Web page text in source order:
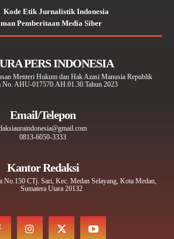
Kode Etik Jurnalistik Indonesia
Pemberitaan Media Siber
PERS INDONESIA
Menteri Hukum dan Hak Azasi Manusia Republik
No. AHU-017570.AH.01.30.Tahun 2023
Email/Telepon
0813-6050-3333
Kantor Redaksi
No.150 CTj. Sari, Kec. Medan Selayang, Kota Medan,
Sumatera Utara 20132